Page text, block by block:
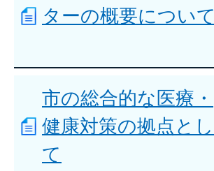
ターの概要について
市の総合的な医療・
健康対策の拠点とし
て